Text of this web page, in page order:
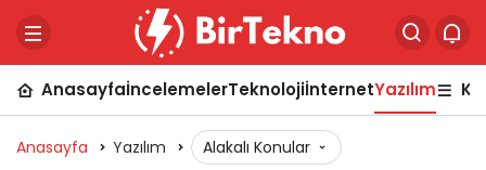
AnasayfaİncelemelerTeknolojiİnternetYazılım
Anasayfa Yazılım Alakalı Konular